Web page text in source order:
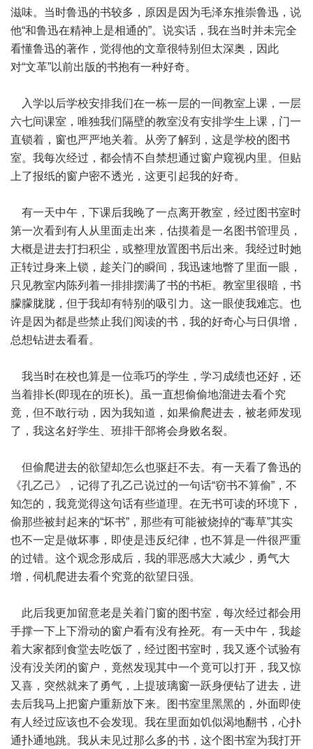
滋味。当时鲁迅的书较多，原因是因为毛泽东推崇鲁迅，说
他“和鲁迅在精神上是相通的”。说实话，我在当时并未完全
看懂鲁迅的著作，觉得他的文章很特别但太深奥，因此
对“文革”以前出版的书抱有一种好奇。
入学以后学校安排我们在一栋一层的一间教室上课，一层
六七间课室，唯独我们隔壁的教室没有安排学生上课，门一
直锁着，窗也严严地关着。从旁了解到，这是学校的图书
室。我每次经过，都会情不自禁想通过窗户窥视内里。但贴
上了报纸的窗户密不透光，这更引起我的好奇。
有一天中午，下课后我晚了一点离开教室，经过图书室时
第一次看到有人从里面走出来，估摸着是一名图书管理员，
大概是进去打扫积尘，或整理放置图书后出来。我经过时她
正转过身来上锁，趁关门的瞬间，我迅速地瞥了里面一眼，
只见教室内陈列着一排排摆满了书的书柜。教室里很暗，书
朦朦胧胧，但于我却有特别的吸引力。这一眼使我难忘。也
许是因为都是些禁止我们阅读的书，我的好奇心与日俱增，
总想钻进去看看。
我当时在校也算是一位乖巧的学生，学习成绩也还好，还
当着排长(即现在的班长)。虽一直想偷偷地溜进去看个究
竟，但不敢行动，因为我知道，如果偷爬进去，被老师发现
了，我这名好学生、班排干部将会身败名裂。
但偷爬进去的欲望却怎么也驱赶不去。有一天看了鲁迅的
《孔乙己》，记得了孔乙己说过的一句话“窃书不算偷”，不
知怎的，我竟觉得这句话有些道理。在无书可读的环境下，
偷那些被封起来的“坏书”，那些有可能被烧掉的“毒草”其实
也不一定是做坏事，即使是违反纪律，也不算是一件很严重
的过错。这个观念形成后，我的罪恶感大大减少，勇气大
增，伺机爬进去看个究竟的欲望日强。
此后我更加留意老是关着门窗的图书室，每次经过都会用
手撑一下上下滑动的窗户看有没有拴死。有一天中午，我趁
着大家都到食堂去吃饭了，经过图书室时，我又逐个试验有
没有没关闭的窗户，竟然发现其中一个竟可以打开，我又惊
又喜，突然就来了勇气，上提玻璃窗一跃身便钻了进去，进
去后我马上把窗户重新放下来。图书室里黑黑的，外面即使
有人经过应该也不会发现。我在里面如饥似渴地翻书，心扑
通扑通地跳。我从未见过那么多的书，这个图书室为我打开